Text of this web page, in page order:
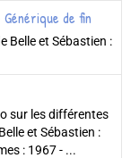
de fin
Belle et Sébastien :
sur les différentes
et Sébastien :
: 1967 - ...